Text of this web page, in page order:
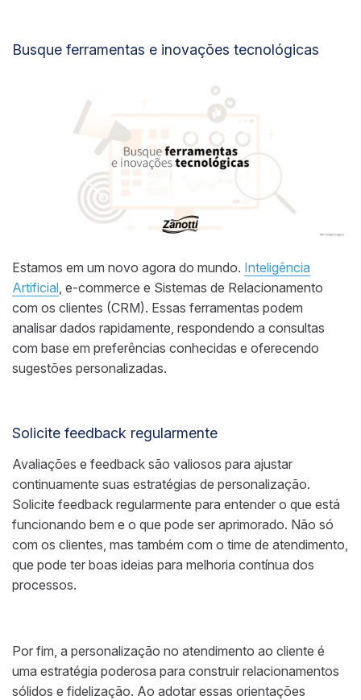
Busque ferramentas e inovações tecnológicas
Estamos em um novo agora do mundo. Inteligência
Artificial , e-commerce e Sistemas de Relacionamento
com os clientes (CRM). Essas ferramentas podem
analisar dados rapidamente, respondendo a consultas
com base em preferências conhecidas e oferecendo
sugestões personalizadas.
Solicite feedback regularmente
Avaliações e feedback são valiosos para ajustar
continuamente suas estratégias de personalização.
Solicite feedback regularmente para entender o que está
funcionando bem e o que pode ser aprimorado. Não só
com os clientes, mas também com o time de atendimento,
que pode ter boas ideias para melhoria contínua dos
processos.
Por fim, a personalização no atendimento ao cliente é
uma estratégia poderosa para construir relacionamentos
sólidos e fidelização. Ao adotar essas orientações